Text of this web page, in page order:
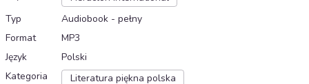
Typ
Audiobook - pełny
Format
MP3
Język
Polski
Kategoria
Literatura piękna polska